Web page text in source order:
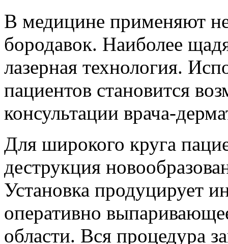
В медицине применяют
бородавок. Наиболее
лазерная технология.
пациентов становится
консультации врача-
Для широкого круга
деструкция
Установка продуцирует
оперативно
области. Вся процедура